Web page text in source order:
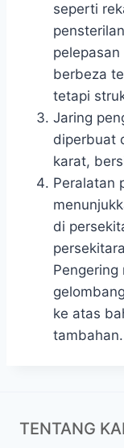
seperti
berbeza
tetapi
Jaring
diperbuat
karat,
Peralatan
di
Pengering
ke atas
tambahan.
TENTANG